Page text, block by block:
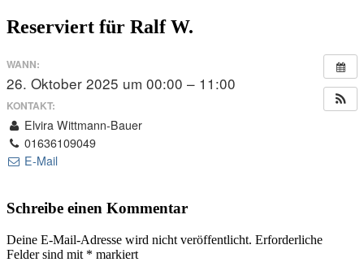
Reserviert für Ralf W.
WANN:
26. Oktober 2025 um 00:00 – 11:00
KONTAKT:
Elvira Wittmann-Bauer
01636109049
E-Mail
Schreibe einen Kommentar
Deine E-Mail-Adresse wird nicht veröffentlicht. Erforderliche
Felder sind mit * markiert